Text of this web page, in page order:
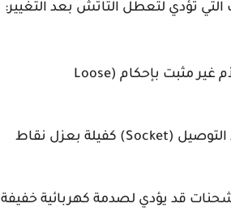
تؤدي لتعطل التاتش بعد التغيير:
قد يكون كابل توصيل الشاشة باللوحة الأم غير مثبت بإحكام (Loose
✅ذرة غبار واحدة أو بقايا لاصق قديم داخل منفذ التوصيل (Socket) كفيلة بعزل نقاط
قد يؤدي لصدمة كهربائية خفيفة